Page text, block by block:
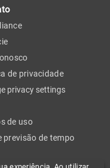
de privacidade
privacy settings
de uso
previsão de tempo